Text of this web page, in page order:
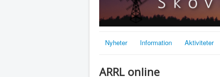
Nyheter Information Aktiviteter
ARRL online